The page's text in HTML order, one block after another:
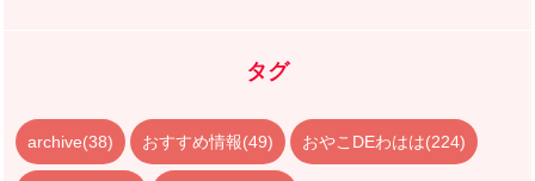
タグ
archive(38) おすすめ情報(49) おやこDEわはは(224)